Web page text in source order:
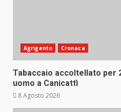
Agrigento Cronaca
Tabaccaio accoltellato per
uomo a Canicattì
8 Agosto 2026